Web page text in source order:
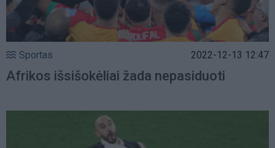
Sportas 2022-12-13 12:47
Afrikos išsišokėliai žada nepasiduoti